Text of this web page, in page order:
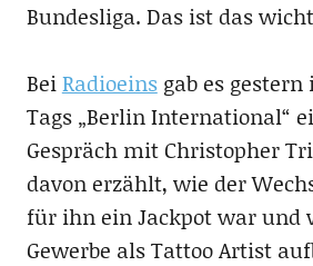
Bundesliga. Das ist das
BeiRadioeinsgab es gestern
Tags „Berlin International“
Gespräch mit Christopher
davon erzählt, wie der
für ihn ein Jackpot war und
Gewerbe als Tattoo Artist